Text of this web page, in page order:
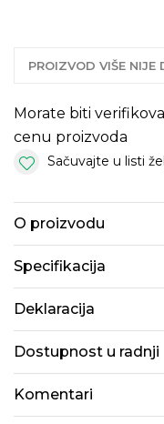
PROIZVOD VIŠE NIJE
Morate biti
cenu proizvoda
Sačuvajte u listi
O proizvodu
Specifikacija
Deklaracija
Dostupnost u radnji
Komentari